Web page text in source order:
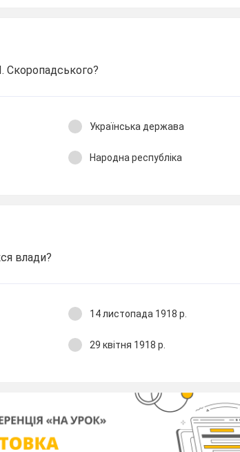
Скоропадського?
Українська держава
Народна республіка
влади?
14 листопада 1918 р.
29 квітня 1918 р.